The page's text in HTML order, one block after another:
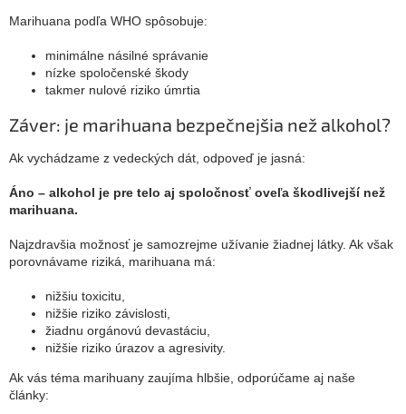
Marihuana podľa WHO spôsobuje:
minimálne násilné správanie
nízke spoločenské škody
takmer nulové riziko úmrtia
Záver: je marihuana bezpečnejšia než alkohol?
Ak vychádzame z vedeckých dát, odpoveď je jasná:
Áno – alkohol je pre telo aj spoločnosť oveľa škodlivejší než
marihuana.
Najzdravšia možnosť je samozrejme užívanie žiadnej látky. Ak však
porovnávame riziká, marihuana má:
nižšiu toxicitu,
nižšie riziko závislosti,
žiadnu orgánovú devastáciu,
nižšie riziko úrazov a agresivity.
Ak vás téma marihuany zaujíma hlbšie, odporúčame aj naše
články: